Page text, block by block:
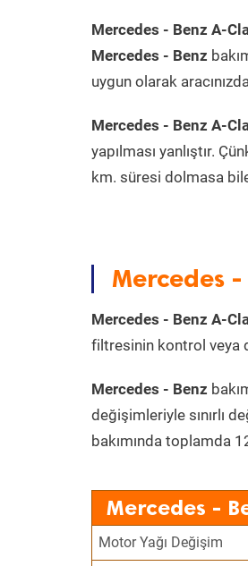
Mercedes - Benz A-
Mercedes - Benz
uygun olarak
Mercedes - Benz A-
yapılması yanlıştır.
km. süresi dolmasa
Mercedes -
Mercedes - Benz A-
filtresinin kontrol veya
Mercedes - Benz
değişimleriyle sınırlı
bakımında toplamda
Mercedes -
Motor Yağı Değişim